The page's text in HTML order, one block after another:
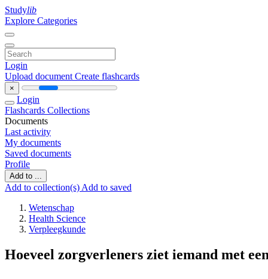
Studylib
Explore Categories
Login
Upload document Create flashcards
×
Login
Flashcards Collections
Documents
Last activity
My documents
Saved documents
Profile
Add to ...
Add to collection(s) Add to saved
Wetenschap
Health Science
Verpleegkunde
Hoeveel zorgverleners ziet iemand met